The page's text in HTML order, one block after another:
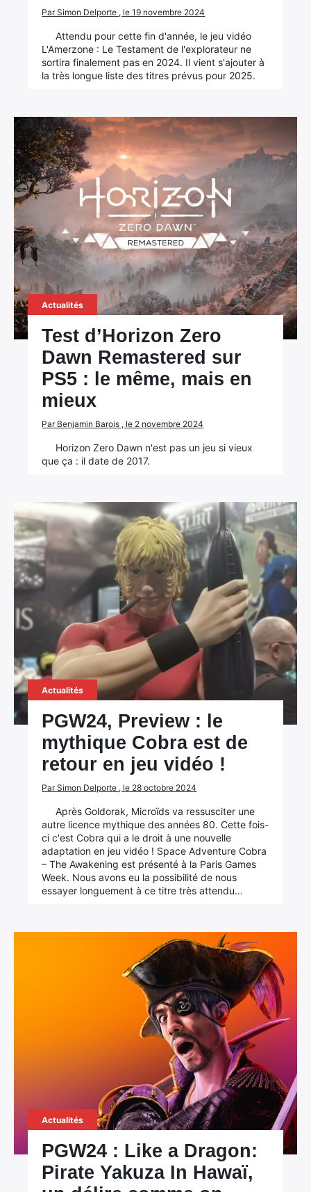
Par Simon Delporte , le 19 novembre 2024
Attendu pour cette fin d'année, le jeu vidéo
L'Amerzone : Le Testament de l'explorateur ne
sortira finalement pas en 2024. Il vient s'ajouter à
la très longue liste des titres prévus pour 2025.
Actualités
Test d’Horizon Zero
Dawn Remastered sur
PS5 : le même, mais en
mieux
Par Benjamin Barois , le 2 novembre 2024
Horizon Zero Dawn n'est pas un jeu si vieux
que ça : il date de 2017.
Actualités
PGW24, Preview : le
mythique Cobra est de
retour en jeu vidéo !
Par Simon Delporte , le 28 octobre 2024
Après Goldorak, Microïds va ressusciter une
autre licence mythique des années 80. Cette fois-
ci c'est Cobra qui a le droit à une nouvelle
adaptation en jeu vidéo ! Space Adventure Cobra
– The Awakening est présenté à la Paris Games
Week. Nous avons eu la possibilité de nous
essayer longuement à ce titre très attendu…
Actualités
PGW24 : Like a Dragon:
Pirate Yakuza In Hawaï,